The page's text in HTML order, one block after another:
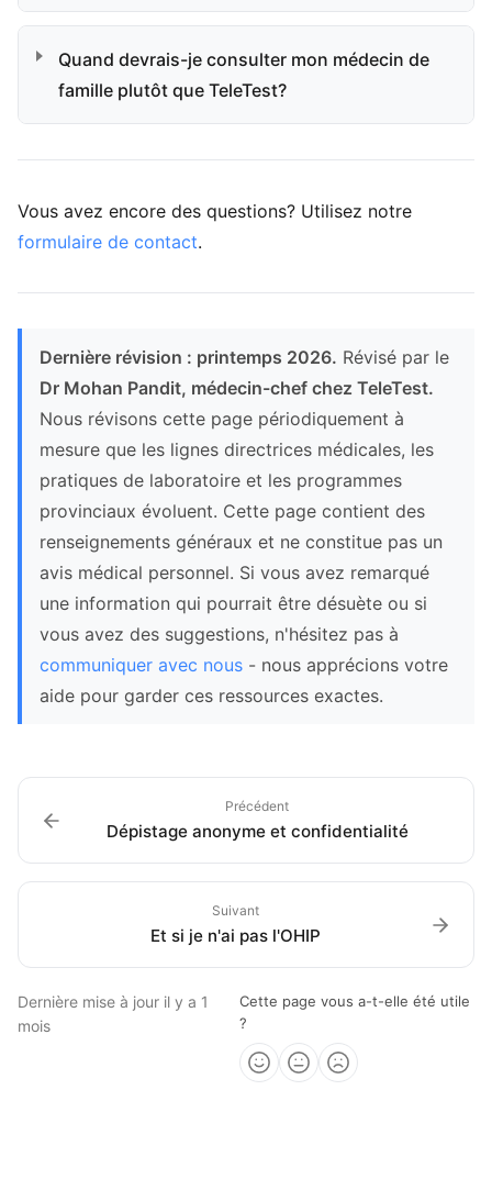
Quand devrais-je consulter mon médecin de
famille plutôt que TeleTest?
Vous avez encore des questions? Utilisez notre
formulaire de contact.
Dernière révision : printemps 2026. Révisé par le
Dr Mohan Pandit, médecin-chef chez TeleTest.
Nous révisons cette page périodiquement à
mesure que les lignes directrices médicales, les
pratiques de laboratoire et les programmes
provinciaux évoluent. Cette page contient des
renseignements généraux et ne constitue pas un
avis médical personnel. Si vous avez remarqué
une information qui pourrait être désuète ou si
vous avez des suggestions, n'hésitez pas à
communiquer avec nous - nous apprécions votre
aide pour garder ces ressources exactes.
Précédent
Dépistage anonyme et confidentialité
Suivant
Et si je n'ai pas l'OHIP
Dernière mise à jour il y a 1
mois
Cette page vous a-t-elle été utile
?